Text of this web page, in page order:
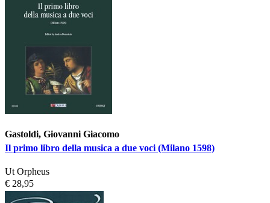
Gastoldi, Giovanni Giacomo
Il primo libro della musica a due voci (Milano 1598)
Ut Orpheus
€ 28,95